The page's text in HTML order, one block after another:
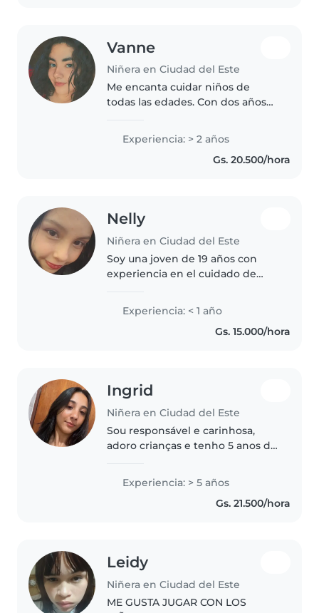
Vanne
Niñera en Ciudad del Este
Me encanta cuidar niños de
todas las edades. Con dos años
con las tareas, juegos creativos y
más. Me adapto fácilmente a sus
necesidades. ¡No duden en..
Experiencia: > 2 años
Gs. 20.500/hora
Nelly
Niñera en Ciudad del Este
Soy una joven de 19 años con
experiencia en el cuidado de
bebés hasta adolescentes. Soy
una persona responsable,
amigable y paciente. Además de
Experiencia: < 1 año
Gs. 15.000/hora
Ingrid
Niñera en Ciudad del Este
Sou responsável e carinhosa,
adoro crianças e tenho 5 anos de
crianças pequenas, pré-escolares
e escolares. Tenho habilidades
em desenho, leitura e jogos,..
Experiencia: > 5 años
Gs. 21.500/hora
Leidy
Niñera en Ciudad del Este
ME GUSTA JUGAR CON LOS